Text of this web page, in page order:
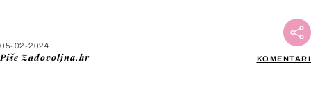
05-02-2024
Piše Zadovoljna.hr KOMENTARI